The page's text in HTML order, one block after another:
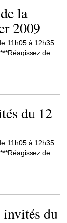
la
2009
11h05 à 12h35
de
du 12
11h05 à 12h35
de
du